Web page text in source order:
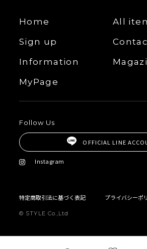
Home
Information
Sign up
MyPage
All
Follow Us
OFFICIAL LINE
Instagram
特定商取引法に基づく表記 プライバシーポ
© STYLE Co.,Ltd